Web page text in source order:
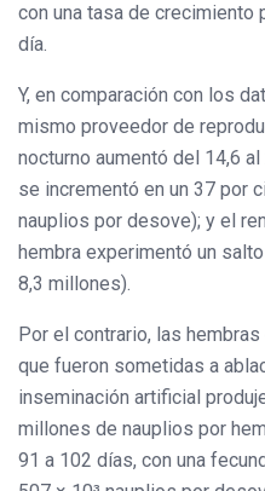
con una tasa de
día.
Y, en comparación con los
mismo proveedor de
nocturno aumentó del 14,6
se incrementó en un 37 por
nauplios por desove); y el
hembra experimentó un
8,3 millones).
Por el contrario, las
que fueron sometidas a
inseminación artificial
millones de nauplios por
91 a 102 días, con una